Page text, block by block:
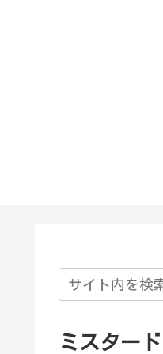
ミスター